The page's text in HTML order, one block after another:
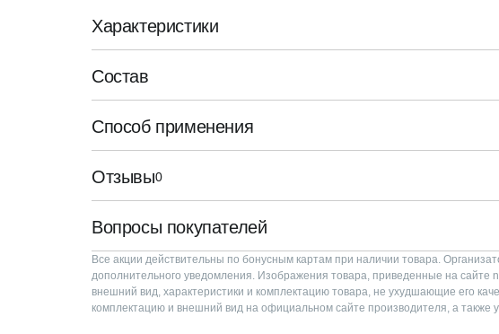
Характеристики
Состав
Способ применения
Отзывы0
Вопросы покупателей
Все акции действительны по бонусным картам при наличии товара.
дополнительного уведомления. Изображения товара, приведенные на сайте
внешний вид, характеристики и комплектацию товара, не ухудшающие его
комплектацию и внешний вид на официальном сайте производителя, а также